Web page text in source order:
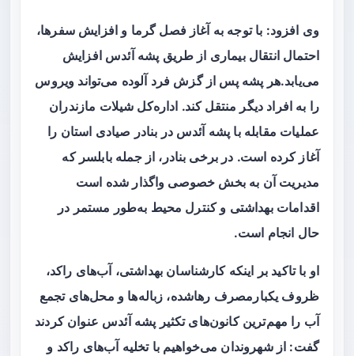
وی افزود: با توجه به آغاز فصل گرما و افزایش سفرها،
احتمال انتقال بیماری از طریق پشه آئدس افزایش
می‌یابد.هر پشه پس از گزش فرد آلوده می‌تواند ویروس
را به افراد دیگر منتقل کند. اداره‌کل شیلات مازندران
عملیات مقابله با پشه آئدس در بنادر صیادی استان را
آغاز کرده است. در برخی بنادر، از جمله بابلسر که
مدیریت آن به بخش خصوصی واگذار شده است
اقدامات بهداشتی و کنترل محیط به‌طور مستمر در
حال انجام است.
او با تاکید بر اینکه کارشناسان بهداشتی، آب‌های راکد،
ظروف یکبارمصرف رهاشده، زباله‌ها و محل‌های تجمع
آب را مهم‌ترین کانون‌های تکثیر پشه آئدس عنوان کردند
گفت: از شهروندان می‌خواهیم با تخلیه آب‌های راکد و